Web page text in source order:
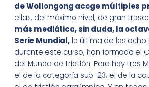
de Wollongong acoge múltiples
ellas, del máximo nivel, de gran
más mediática, sin duda, la
Serie Mundial,la última de las ocho
durante este curso, han formado el
del Mundo de triatlón. Pero hay tres
el de la categoría sub-23, el de la